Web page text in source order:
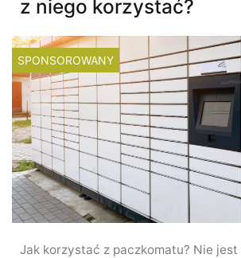
z niego korzystać?
SPONSOROWANY
Jak korzystać z paczkomatu? Nie jest